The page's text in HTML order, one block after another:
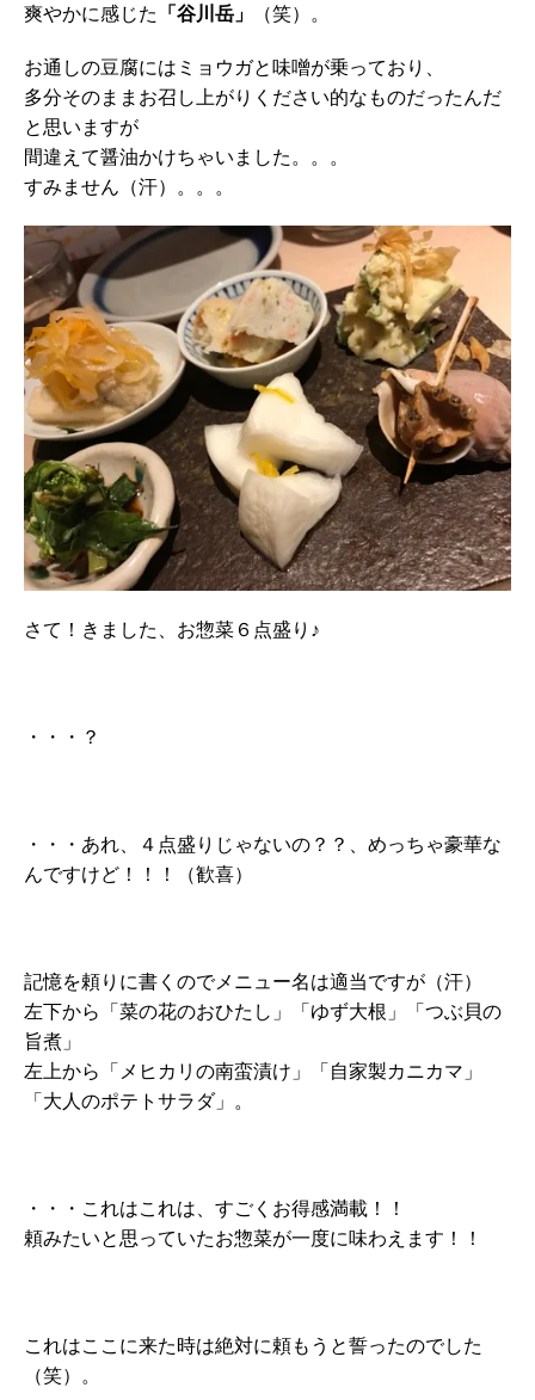
爽やかに感じた 「谷川岳」 （笑）。
お通しの豆腐にはミョウガと味噌が乗っており、
多分そのままお召し上がりください的なものだったんだ
と思いますが
間違えて醤油かけちゃいました。。。
すみません（汗）。。。
さて！きました、お惣菜６点盛り♪
・・・？
・・・あれ、４点盛りじゃないの？？、めっちゃ豪華な
んですけど！！！（歓喜）
記憶を頼りに書くのでメニュー名は適当ですが（汗）
左下から「菜の花のおひたし」「ゆず大根」「つぶ貝の
旨煮」
左上から「メヒカリの南蛮漬け」「自家製カニカマ」
「大人のポテトサラダ」。
・・・これはこれは、すごくお得感満載！！
頼みたいと思っていたお惣菜が一度に味わえます！！
これはここに来た時は絶対に頼もうと誓ったのでした
（笑）。